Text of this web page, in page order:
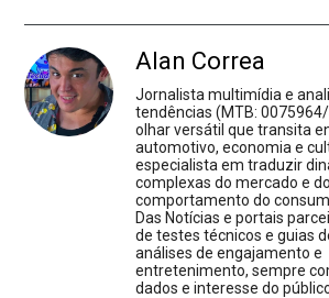
Alan Correa
Jornalista multimídia e
tendências (MTB:
olhar versátil que transita
automotivo, economia e
especialista em traduzir
complexas do mercado e do
comportamento do
Das Notícias e portais
de testes técnicos e guias
análises de engajamento e
entretenimento, sempre
dados e interesse do